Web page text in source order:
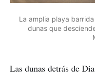
La amplia playa
dunas que
Las dunas detrás de